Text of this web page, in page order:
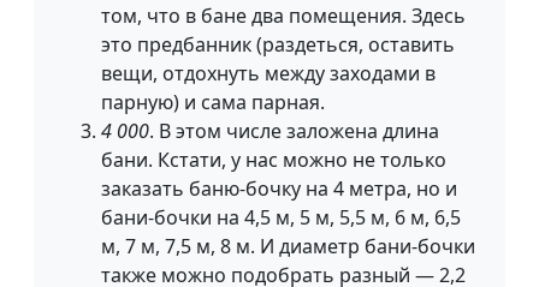
том, что в бане два помещения. Здесь
это предбанник (раздеться, оставить
вещи, отдохнуть между заходами в
парную) и сама парная.
4 000. В этом числе заложена длина
бани. Кстати, у нас можно не только
заказать баню-бочку на 4 метра, но и
бани-бочки на 4,5 м, 5 м, 5,5 м, 6 м, 6,5
м, 7 м, 7,5 м, 8 м. И диаметр бани-бочки
также можно подобрать разный — 2,2